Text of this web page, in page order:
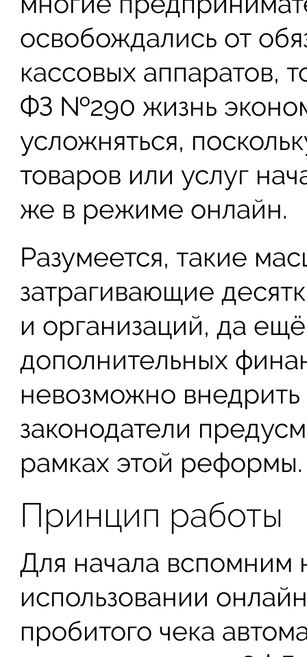
освобождались от
кассовых аппаратов,
ФЗ №290 жизнь
усложняться,
товаров или услуг
же в режиме онлайн.
Разумеется, такие
затрагивающие
и организаций, да
дополнительных
невозможно
законодатели
рамках этой реформы.
Принцип работы
Для начала вспомним
использовании
пробитого чека